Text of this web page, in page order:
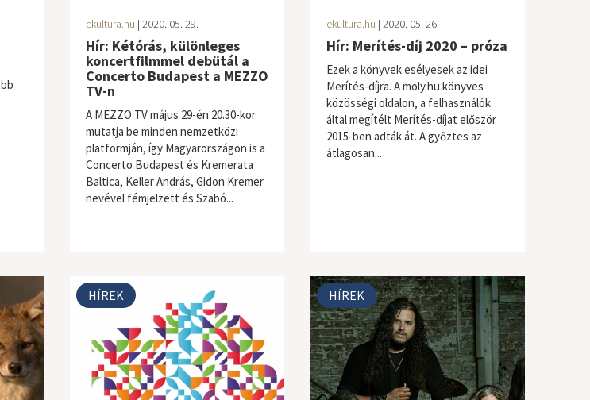
ekultura.hu | 2020. 05. 29.
Hír: Kétórás, különleges
koncertfilmmel debütál a
Concerto Budapest a MEZZO
TV-n
A MEZZO TV május 29-én 20.30-kor
mutatja be minden nemzetközi
platformján, így Magyarországon is a
Concerto Budapest és Kremerata
Baltica, Keller András, Gidon Kremer
nevével fémjelzett és Szabó...
ekultura.hu | 2020. 05. 26.
Hír: Merítés-díj 2020 – próza
Ezek a könyvek esélyesek az idei
Merítés-díjra. A moly.hu könyves
közösségi oldalon, a felhasználók
által megítélt Merítés-díjat először
2015-ben adták át. A győztes az
átlagosan...
HÍREK HÍREK